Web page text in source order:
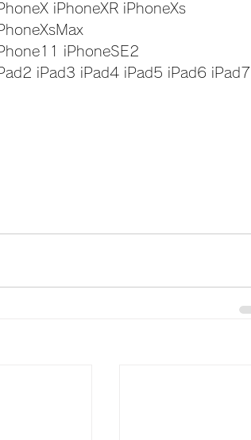
iPhoneXR iPhoneXs
iPhoneSE2
iPad3 iPad4 iPad5 iPad6 iPad7